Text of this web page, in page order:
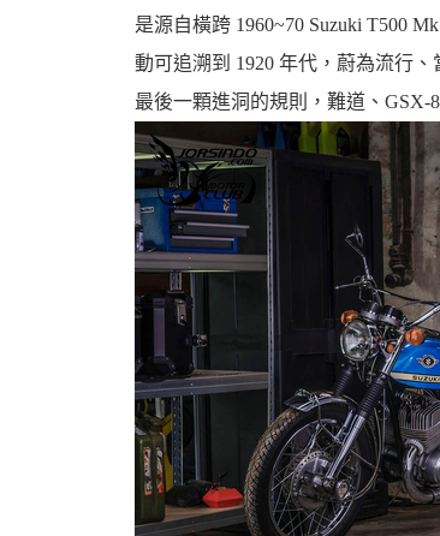
是源自橫跨 1960~70 Suzuki T500
動可追溯到 1920 年代，蔚為流行
最後一顆進洞的規則，難道、GSX-